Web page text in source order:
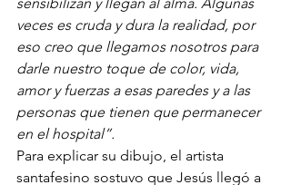
veces es cruda y dura la realidad, por
eso creo que llegamos nosotros para
darle nuestro toque de color, vida,
amor y fuerzas a esas paredes y a las
personas que tienen que permanecer
en el hospital”.
Para explicar su dibujo, el artista
santafesino sostuvo que Jesús llegó a